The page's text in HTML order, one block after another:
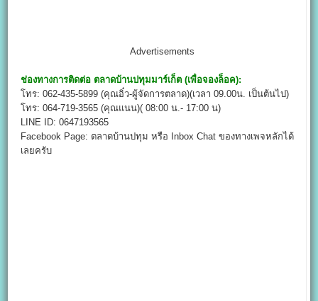
Advertisements
ช่องทางการติดต่อ ตลาดบ้านปทุมมาร์เก็ต (เพื่อจองล็อค):
โทร: 062-435-5899 (คุณอิ๋ว-ผู้จัดการตลาด)(เวลา 09.00น. เป็นต้นไป)
โทร: 064-719-3565 (คุณแนน)( 08:00 น.- 17:00 น)
LINE ID: 0647193565
Facebook Page: ตลาดบ้านปทุม หรือ Inbox Chat ของทางเพจหลักได้
เลยครับ